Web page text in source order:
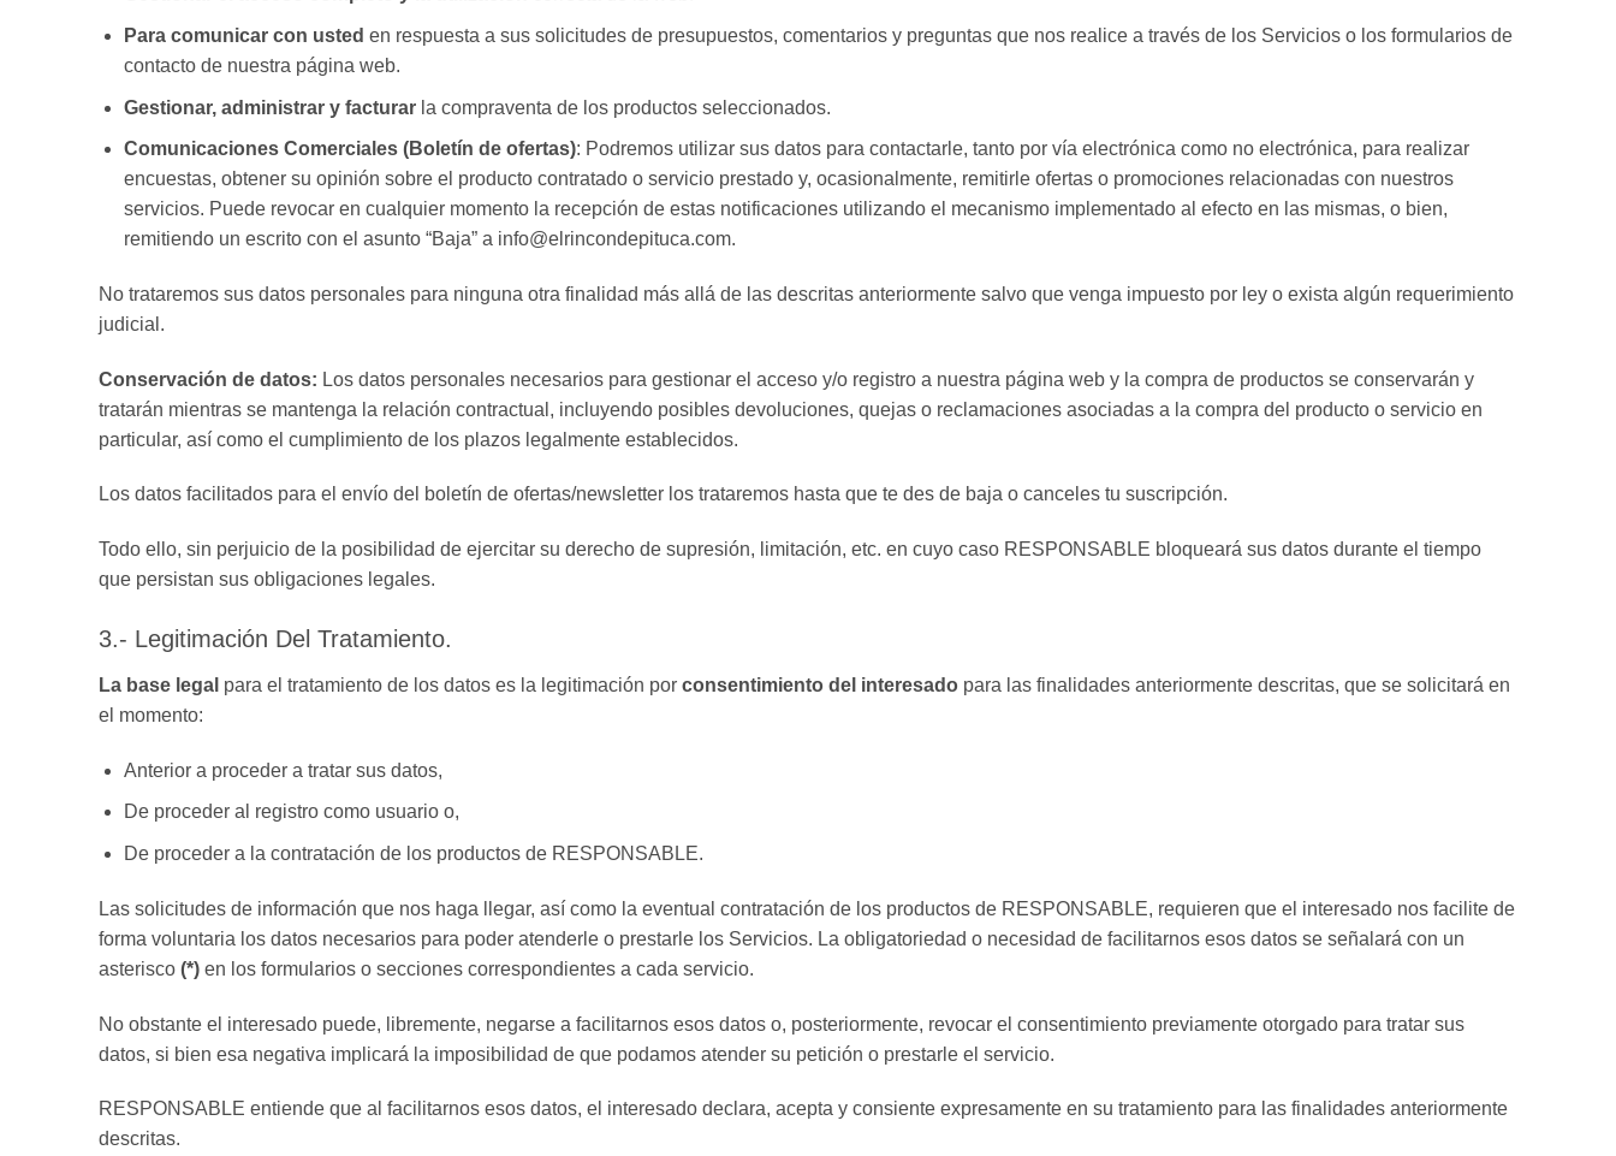
Para comunicar con usted en respuesta a sus solicitudes de presupuestos, comentarios y preguntas que nos realice a través de los Servicios o los formularios de
contacto de nuestra página web.
Gestionar, administrar y facturarla compraventa de los productos seleccionados.
Comunicaciones Comerciales (Boletín de ofertas): Podremos utilizar sus datos para contactarle, tanto por vía electrónica como no electrónica, para realizar
encuestas, obtener su opinión sobre el producto contratado o servicio prestado y, ocasionalmente, remitirle ofertas o promociones relacionadas con nuestros
servicios. Puede revocar en cualquier momento la recepción de estas notificaciones utilizando el mecanismo implementado al efecto en las mismas, o bien,
remitiendo un escrito con el asunto “Baja” a info@elrincondepituca.com.
No trataremos sus datos personales para ninguna otra finalidad más allá de las descritas anteriormente salvo que venga impuesto por ley o exista algún requerimiento
judicial.
Conservación de datos: Los datos personales necesarios para gestionar el acceso y/o registro a nuestra página web y la compra de productos se conservarán y
tratarán mientras se mantenga la relación contractual, incluyendo posibles devoluciones, quejas o reclamaciones asociadas a la compra del producto o servicio en
particular, así como el cumplimiento de los plazos legalmente establecidos.
Los datos facilitados para el envío del boletín de ofertas/newsletter los trataremos hasta que te des de baja o canceles tu suscripción.
Todo ello, sin perjuicio de la posibilidad de ejercitar su derecho de supresión, limitación, etc. en cuyo caso RESPONSABLE bloqueará sus datos durante el tiempo
que persistan sus obligaciones legales.
3.- Legitimación Del Tratamiento.
La base legal para el tratamiento de los datos es la legitimación por consentimiento del interesado para las finalidades anteriormente descritas, que se solicitará en
el momento:
Anterior a proceder a tratar sus datos,
De proceder al registro como usuario o,
De proceder a la contratación de los productos de RESPONSABLE.
Las solicitudes de información que nos haga llegar, así como la eventual contratación de los productos de RESPONSABLE, requieren que el interesado nos facilite de
forma voluntaria los datos necesarios para poder atenderle o prestarle los Servicios. La obligatoriedad o necesidad de facilitarnos esos datos se señalará con un
asterisco (*) en los formularios o secciones correspondientes a cada servicio.
No obstante el interesado puede, libremente, negarse a facilitarnos esos datos o, posteriormente, revocar el consentimiento previamente otorgado para tratar sus
datos, si bien esa negativa implicará la imposibilidad de que podamos atender su petición o prestarle el servicio.
RESPONSABLE entiende que al facilitarnos esos datos, el interesado declara, acepta y consiente expresamente en su tratamiento para las finalidades anteriormente
descritas.